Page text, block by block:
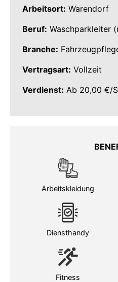
Arbeitsort: Warendorf
Beruf: Waschparkleiter
Branche:
Vertragsart: Vollzeit
Verdienst: Ab 20,00 €/
Arbeitskleidung
Diensthandy
Fitness